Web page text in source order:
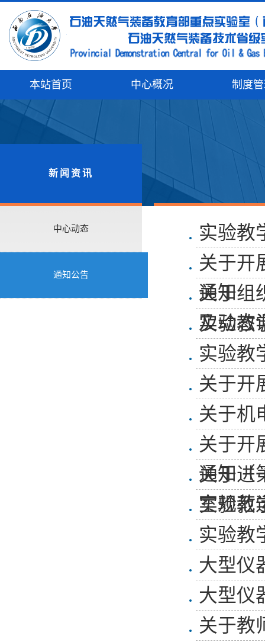
本站首页 中心概况 制度
新闻资讯
中心动态
通知公告
实验教
关于开
通知
关于组
及动态
实验教
实验教
关于开
关于机
关于开
通知（
关于进
室规范
实验教
实验教
大型仪
大型仪
关于教